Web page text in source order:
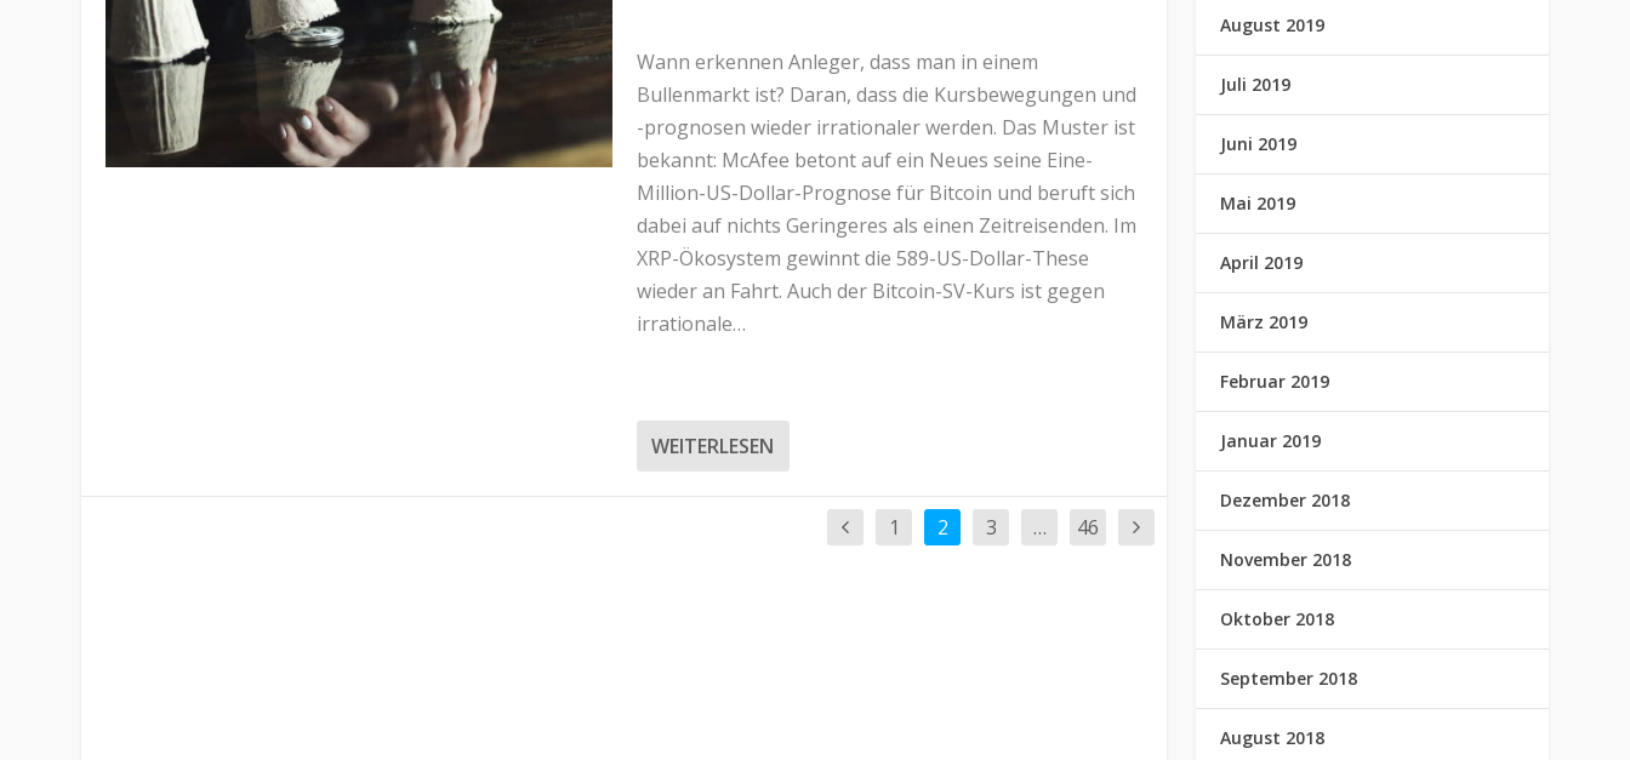
Wann erkennen Anleger, dass man in einem
Bullenmarkt ist? Daran, dass die Kursbewegungen und
-prognosen wieder irrationaler werden. Das Muster ist
bekannt: McAfee betont auf ein Neues seine Eine-
Million-US-Dollar-Prognose für Bitcoin und beruft sich
dabei auf nichts Geringeres als einen Zeitreisenden. Im
XRP-Ökosystem gewinnt die 589-US-Dollar-These
wieder an Fahrt. Auch der Bitcoin-SV-Kurs ist gegen
irrationale…
WEITERLESEN
1 2 3 … 46
August 2019
Juli 2019
Juni 2019
Mai 2019
April 2019
März 2019
Februar 2019
Januar 2019
Dezember 2018
November 2018
Oktober 2018
September 2018
August 2018